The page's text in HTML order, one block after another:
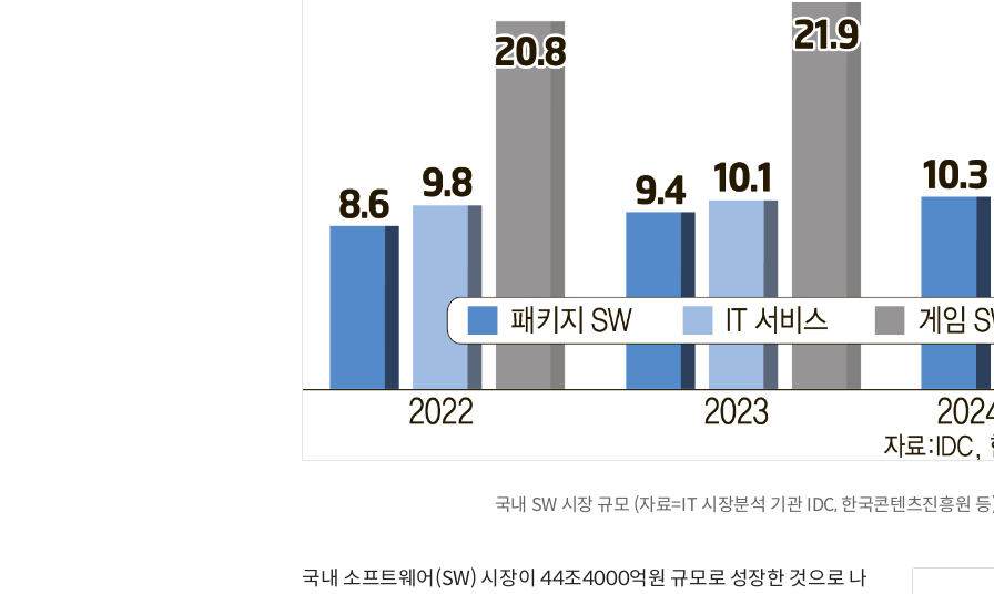
국내 SW 시장 규모 (자료=IT 시장분석 기관 IDC, 한국콘텐츠진흥원
국내 소프트웨어(SW) 시장이 44조4000억원 규모로 성장한 것으로 나